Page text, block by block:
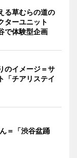
る草むらの道の
ターユニット
で体験型企画
のイメージ＝サ
「チアリステイ
＝「渋谷盆踊